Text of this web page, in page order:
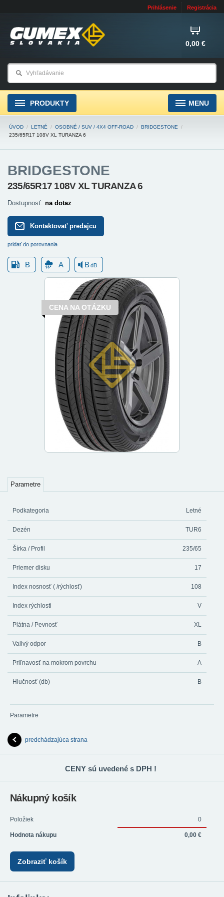
Prihlásenie Registrácia
0,00 €
PRODUKTY MENU
ÚVOD / LETNÉ / OSOBNÉ / SUV / 4X4 OFF-ROAD / BRIDGESTONE
/
235/65R17 108V XL TURANZA 6
BRIDGESTONE
235/65R17 108V XL TURANZA 6
Dostupnosť: na dotaz
Kontaktovať predajcu
pridať do porovnania
B A BdB
CENA NA OTÁZKU
Parametre
Podkategoria Letné
Dezén TUR6
Šírka / Profil 235/65
Priemer disku 17
Index nosnosť ( /rýchlosť) 108
Index rýchlosti V
Plátna / Pevnosť XL
Valivý odpor B
Priľnavosť na mokrom povrchu A
Hlučnosť (db) B
Parametre
predchádzajúca strana
CENY sú uvedené s DPH !
Nákupný košík
Položiek 0
Hodnota nákupu 0,00 €
Zobraziť košík